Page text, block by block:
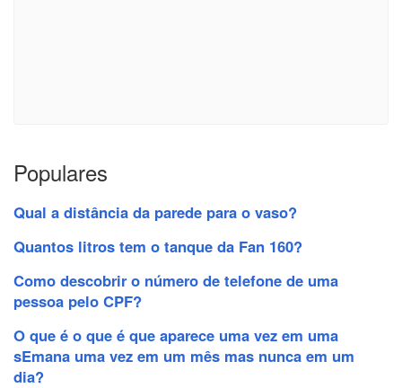
Populares
Qual a distância da parede para o vaso?
Quantos litros tem o tanque da Fan 160?
Como descobrir o número de telefone de uma
pessoa pelo CPF?
O que é o que é que aparece uma vez em uma
sEmana uma vez em um mês mas nunca em um
dia?